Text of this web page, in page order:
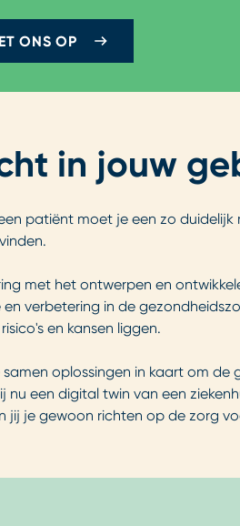
ONS OP
in jouw
patiënt moet je een zo
met het ontwerpen en
verbetering in de
en kansen liggen.
oplossingen in kaart om
een digital twin van een
jij je gewoon richten op de zorg